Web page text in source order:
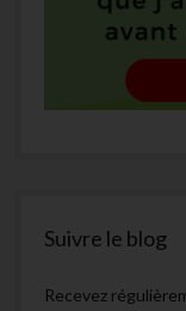
Suivre le blog
Recevez